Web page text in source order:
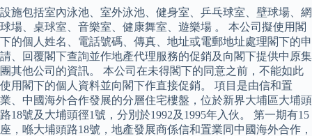
設施包括室內泳池、室外泳池、健身室、乒乓球室、壁球場、網
球場、桌球室、音樂室、健康舞室、遊樂場 。 本公司擬使用閣
下的個人姓名、電話號碼、傳真、地址或電郵地址處理閣下的申
請、回覆閣下查詢並作地產代理服務的促銷及向閣下提供中原集
團其他公司的資訊。 本公司在未得閣下的同意之前，不能如此
使用閣下的個人資料並向閣下作直接促銷。 項目是由信和置
業、中國海外合作發展的分層住宅樓盤，位於新界大埔區大埔頭
路18號及大埔頭徑1號，分別於1992及1995年入伙。 第一期有15
座，喺大埔頭路18號，地產發展商係信和置業同中國海外合作，